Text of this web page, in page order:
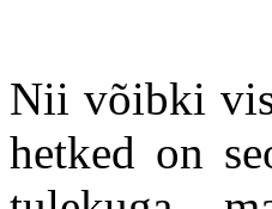
Nii võibki
hetked on